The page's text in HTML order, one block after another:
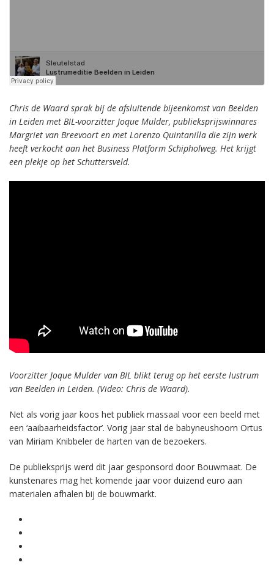
Chris de Waard sprak bij de afsluitende bijeenkomst van Beelden
in Leiden met BIL-voorzitter Joque Mulder, publieksprijswinnares
Margriet van Breevoort en met Lorenzo Quintanilla die zijn werk
heeft verkocht aan het Business Platform Schipholweg. Het krijgt
een plekje op het Schuttersveld.
Voorzitter Joque Mulder van BIL blikt terug op het eerste lustrum
van Beelden in Leiden. (Video: Chris de Waard).
Net als vorig jaar koos het publiek massaal voor een beeld met
een ‘aaibaarheidsfactor’. Vorig jaar stal de babyneushoorn Ortus
van Miriam Knibbeler de harten van de bezoekers.
De publieksprijs werd dit jaar gesponsord door Bouwmaat. De
kunstenares mag het komende jaar voor duizend euro aan
materialen afhalen bij de bouwmarkt.